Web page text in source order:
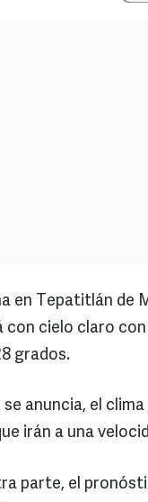
en Tepatitlán de
con cielo claro
grados.
se anuncia, el
irán a una
parte, el